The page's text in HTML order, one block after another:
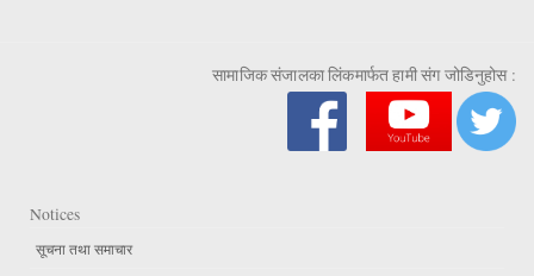
सामाजिक संजालका लिंकमार्फत हामी संग जोडिनुहोस :
Notices
सूचना तथा समाचार